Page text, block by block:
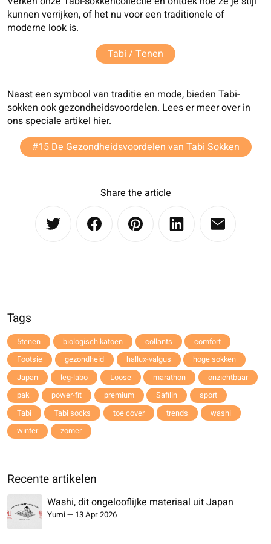
kunnen verrijken, of het nu voor een traditionele of
moderne look is.
Tabi / Tenen
Naast een symbool van traditie en mode, bieden Tabi-
sokken ook gezondheidsvoordelen. Lees er meer over in
ons speciale artikel hier.
#15 De Gezondheidsvoordelen van Tabi Sokken
Share the article
Tags
5tenen biologisch katoen collants
comfort
Footsie
gezondheid hallux-valgus
hoge sokken
Japan
leg-labo Loose marathon
onzichtbaar
pak
power-fit premium Safilin
sport
Tabi
Tabi socks toe cover trends
washi
winter
zomer
Recente artikelen
Washi, dit ongelooflijke materiaal uit Japan
Yumi— 13 Apr 2026